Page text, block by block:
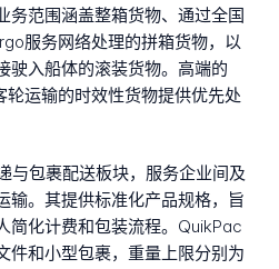
务范围涵盖整箱货物、通过全国
服务网络处理的拼箱货物，以
驶入船体的滚装货物。高端的
运输的时效性货物提供优先处
与包裹配送板块，服务企业间及
输。其提供标准化产品规格，旨
简化计费和包装流程。QuikPac
件和小型包裹，重量上限分别为